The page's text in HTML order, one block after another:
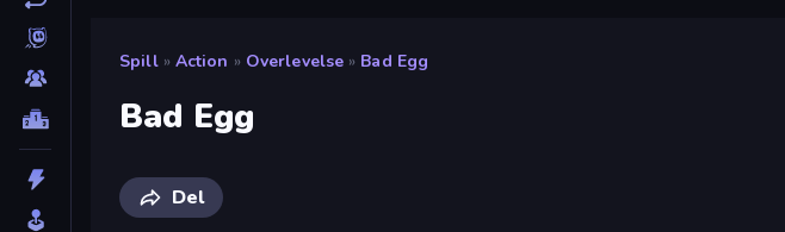
Spill » Action » Overlevelse » Bad Egg
Bad Egg
Del